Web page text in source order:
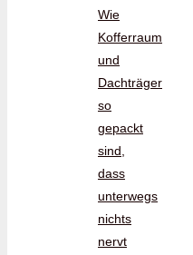
Wie
Kofferraum
und
Dachträger
so
gepackt
sind,
dass
unterwegs
nichts
nervt